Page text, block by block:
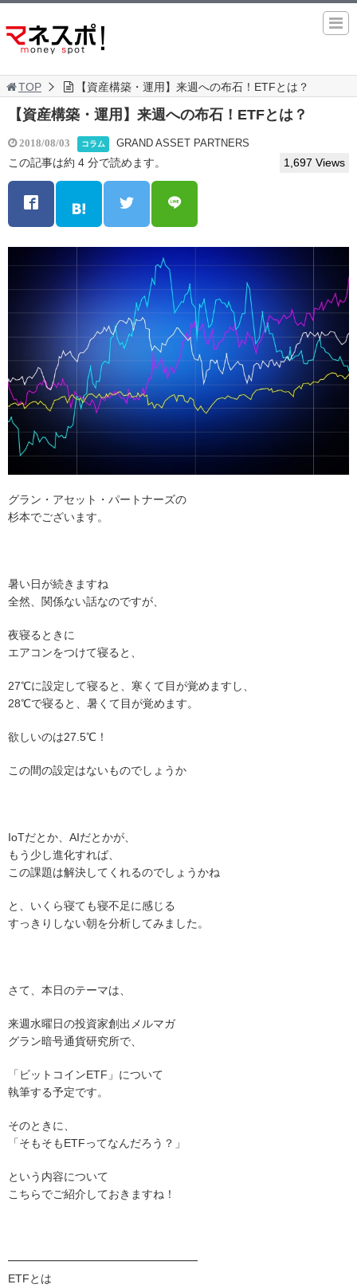
TOP 【資産構築・運用】来週への布石！ETFとは？
【資産構築・運用】来週への布石！ETFとは？
2018/08/03 コラム GRAND ASSET PARTNERS
この記事は約 4 分で読めます。 1,697 Views
グラン・アセット・パートナーズの
杉本でございます。
暑い日が続きますね
全然、関係ない話なのですが、
夜寝るときに
エアコンをつけて寝ると、
27℃に設定して寝ると、寒くて目が覚めますし、
28℃で寝ると、暑くて目が覚めます。
欲しいのは27.5℃！
この間の設定はないものでしょうか
IoTだとか、AIだとかが、
もう少し進化すれば、
この課題は解決してくれるのでしょうかね
と、いくら寝ても寝不足に感じる
すっきりしない朝を分析してみました。
さて、本日のテーマは、
来週水曜日の投資家創出メルマガ
グラン暗号通貨研究所で、
「ビットコインETF」について
執筆する予定です。
そのときに、
「そもそもETFってなんだろう？」
という内容について
こちらでご紹介しておきますね！
━━━━━━━━━━━━━━━━━
ETFとは